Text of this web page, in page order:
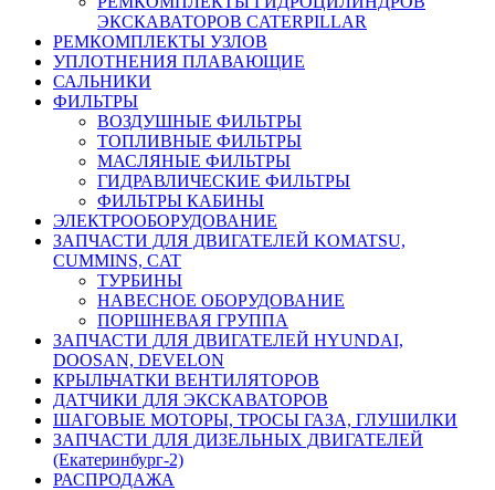
ЭКСКАВАТОРОВ CATERPILLAR
РЕМКОМПЛЕКТЫ УЗЛОВ
УПЛОТНЕНИЯ ПЛАВАЮЩИЕ
САЛЬНИКИ
ФИЛЬТРЫ
ВОЗДУШНЫЕ ФИЛЬТРЫ
ТОПЛИВНЫЕ ФИЛЬТРЫ
МАСЛЯНЫЕ ФИЛЬТРЫ
ГИДРАВЛИЧЕСКИЕ ФИЛЬТРЫ
ФИЛЬТРЫ КАБИНЫ
ЭЛЕКТРООБОРУДОВАНИЕ
ЗАПЧАСТИ ДЛЯ ДВИГАТЕЛЕЙ KOMATSU,
CUMMINS, CAT
ТУРБИНЫ
НАВЕСНОЕ ОБОРУДОВАНИЕ
ПОРШНЕВАЯ ГРУППА
ЗАПЧАСТИ ДЛЯ ДВИГАТЕЛЕЙ HYUNDAI,
DOOSAN, DEVELON
КРЫЛЬЧАТКИ ВЕНТИЛЯТОРОВ
ДАТЧИКИ ДЛЯ ЭКСКАВАТОРОВ
ШАГОВЫЕ МОТОРЫ, ТРОСЫ ГАЗА, ГЛУШИЛКИ
ЗАПЧАСТИ ДЛЯ ДИЗЕЛЬНЫХ ДВИГАТЕЛЕЙ
(Екатеринбург-2)
РАСПРОДАЖА